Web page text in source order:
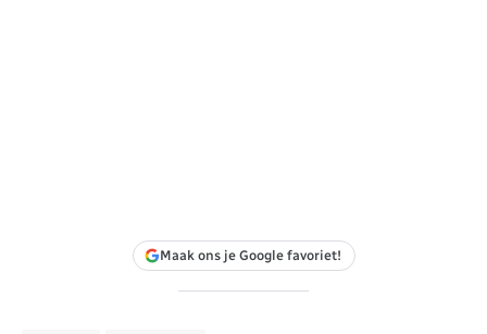
Maak ons je Google favoriet!